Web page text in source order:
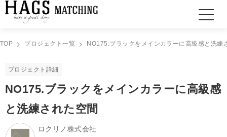
TOP プロジェクト一覧 NO175.ブラックをメインカラーに高級感と洗練
プロジェクト詳細
NO175.ブラックをメインカラーに高級感
と洗練された空間
ロクリノ株式会社